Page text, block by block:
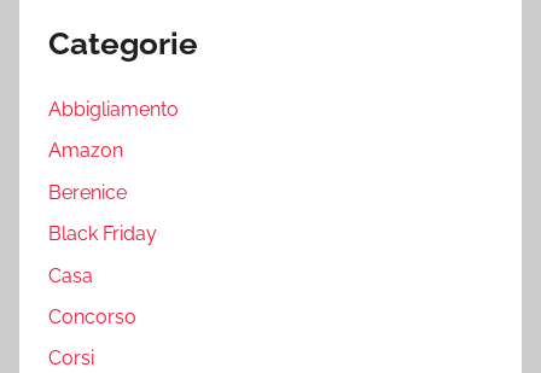
Categorie
Abbigliamento
Amazon
Berenice
Black Friday
Casa
Concorso
Corsi